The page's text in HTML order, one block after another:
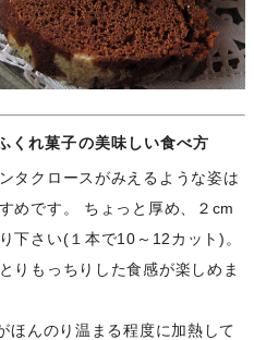
くれ菓子の美味しい食べ方
タクロースがみえるような姿は
めです。 ちょっと厚め、２cm
下さい(１本で10～12カット)。
りもっちりした食感が楽しめま
ほんのり温まる程度に加熱して